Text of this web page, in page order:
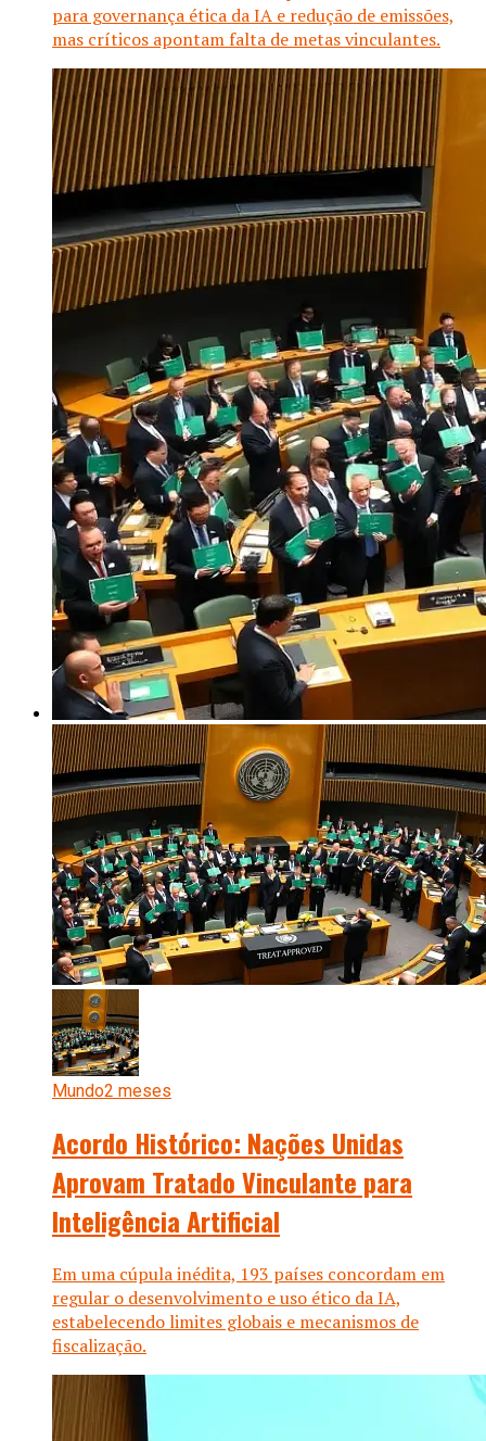
para governança ética da IA e redução de emissões,
mas críticos apontam falta de metas vinculantes.
Mundo2 meses
Acordo Histórico: Nações Unidas
Aprovam Tratado Vinculante para
Inteligência Artificial
Em uma cúpula inédita, 193 países concordam em
regular o desenvolvimento e uso ético da IA,
estabelecendo limites globais e mecanismos de
fiscalização.